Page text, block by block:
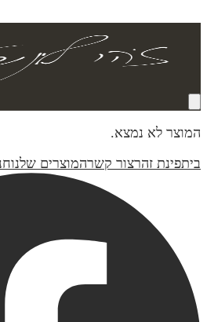
המוצר לא נמצא.
ביתפינת זהרצור קשרהמוצרים שלנו